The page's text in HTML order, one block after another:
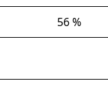
56 %